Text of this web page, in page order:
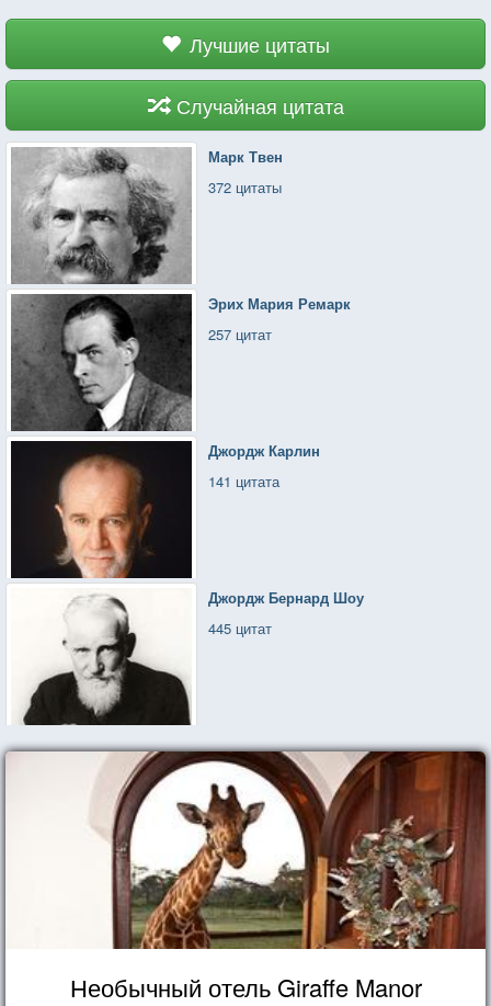
Лучшие цитаты
Случайная цитата
Марк Твен
372 цитаты
Эрих Мария Ремарк
257 цитат
Джордж Карлин
141 цитата
Джордж Бернард Шоу
445 цитат
Необычный отель Giraffe Manor